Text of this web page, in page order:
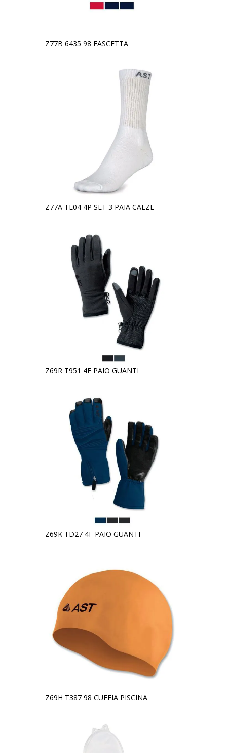
Z77B 6435 98 FASCETTA
Z77A TE04 4P SET 3 PAIA CALZE
Z69R T951 4F PAIO GUANTI
Z69K TD27 4F PAIO GUANTI
Z69H T387 98 CUFFIA PISCINA